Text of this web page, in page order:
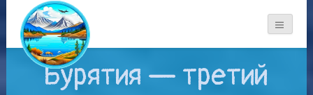
Бурятия — третий